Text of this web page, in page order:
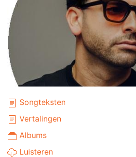
Songteksten
Vertalingen
Albums
Luisteren